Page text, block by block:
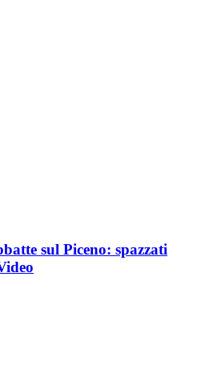
sul Piceno: spazzati